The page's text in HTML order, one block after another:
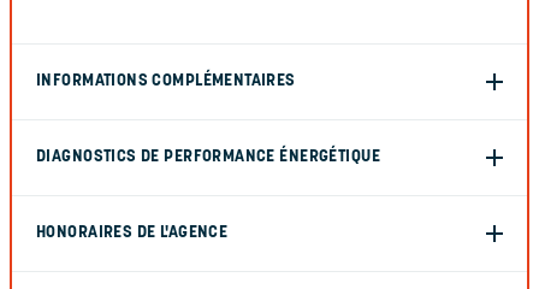
INFORMATIONS COMPLÉMENTAIRES
DIAGNOSTICS DE PERFORMANCE ÉNERGÉTIQUE
HONORAIRES DE L'AGENCE